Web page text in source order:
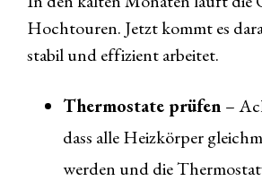
Hochtouren. Jetzt kommt es
stabil und effizient arbeitet.
Thermostate prüfen –
dass alle Heizkörper
werden und die